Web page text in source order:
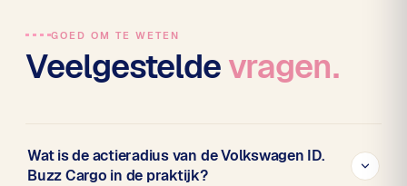
GOED OM TE WETEN
Veelgesteldevragen.
Wat is de actieradius van de Volkswagen ID.
Buzz Cargo in de praktijk?